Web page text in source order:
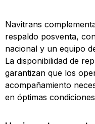
Navitrans
respaldo posventa,
nacional y un equipo
La disponibilidad de
garantizan que los
acompañamiento
en óptimas condiciones